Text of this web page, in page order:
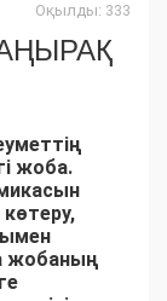
Оқылды: 333
жоба.
жобаның